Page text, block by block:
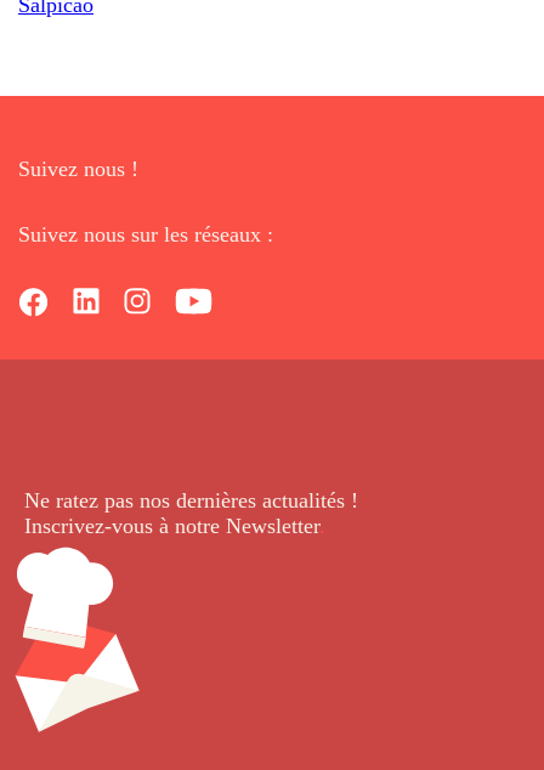
Suivez nous !
Suivez nous sur les réseaux :
Ne ratez pas nos dernières actualités !
Inscrivez-vous à notre Newsletter.